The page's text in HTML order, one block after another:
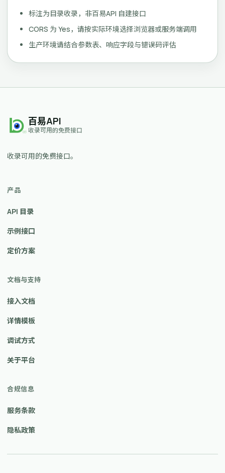
标注为目录收录，非百易API 自建接口
CORS 为 Yes，请按实际环境选择浏览器或服务端调用
生产环境请结合参数表、响应字段与错误码评估
百易API
收录可用的免费接口
收录可用的免费接口。
产品
API 目录
示例接口
定价方案
文档与支持
接入文档
详情模板
调试方式
关于平台
合规信息
服务条款
隐私政策